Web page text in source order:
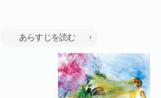
あらすじを読む